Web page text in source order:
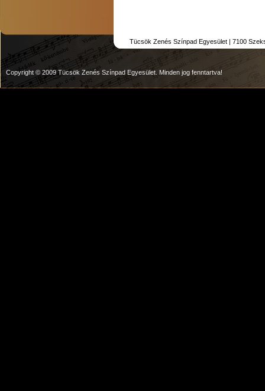
Tücsök Zenés Színpad Egyesület | 7100
Copyright © 2009 Tücsök Zenés Színpad Egyesület. Minden jog fenntartva!